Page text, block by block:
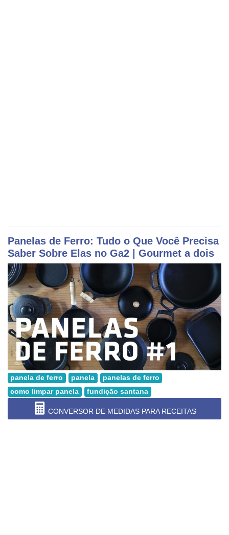
Panelas de Ferro: Tudo o Que Você Precisa
Saber Sobre Elas no Ga2 | Gourmet a dois
panela de ferro panela
panelas de ferro
como limpar panela
fundição santana
CONVERSOR DE MEDIDAS PARA RECEITAS